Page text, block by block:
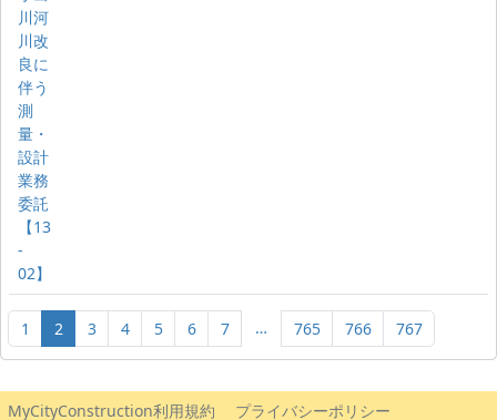
川河
川改
良に
伴う
測
量・
設計
業務
委託
【13
-
02】
1 2 3 4 5 6 7 … 765 766 767
MyCityConstruction利用規約 プライバシーポリシー